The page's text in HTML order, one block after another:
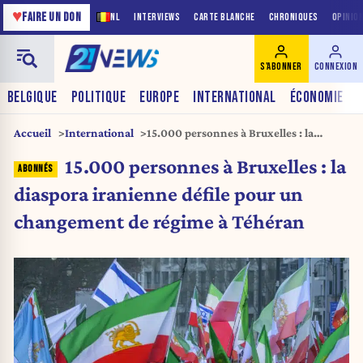
NL INTERVIEWS CARTE BLANCHE CHRONIQUES
♥FAIRE UN DON
BELGIQUE POLITIQUE EUROPE INTERNATIONAL ÉCONOMIE
S'ABONNER CONNEXION
Accueil International
15.000 personnes à Bruxelles : la
changement de régime à Téhéran
15.000 personnes à Bruxelles : la
diaspora iranienne défile pour un
changement de régime à Téhéran